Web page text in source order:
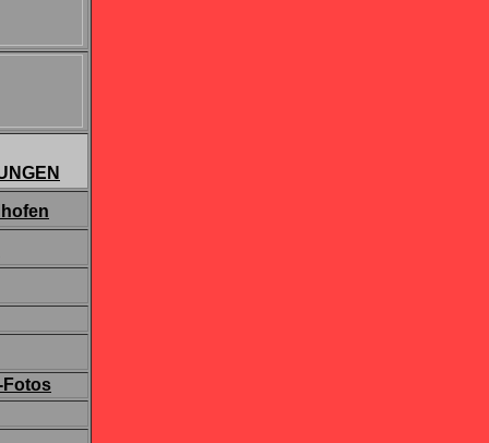
Fotos